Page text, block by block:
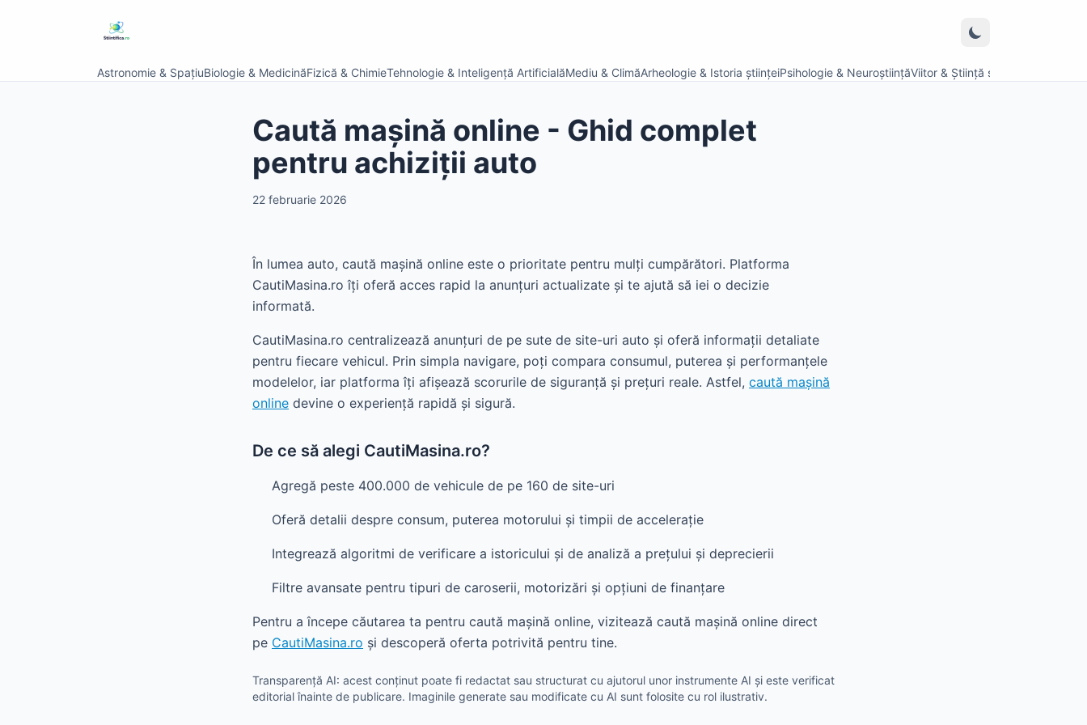
Astronomie & SpațiuBiologie & MedicinăFizică & ChimieTehnologie & Inteligență ArtificialăMediu & ClimăArheologie & Istoria științeiPsihologie & NeuroștiințăViitor & Știință speculativă
Caută mașină online - Ghid complet
pentru achiziții auto
22 februarie 2026
În lumea auto, caută mașină online este o prioritate pentru mulți cumpărători. Platforma
CautiMasina.ro îți oferă acces rapid la anunțuri actualizate și te ajută să iei o decizie
informată.
CautiMasina.ro centralizează anunțuri de pe sute de site-uri auto și oferă informații detaliate
pentru fiecare vehicul. Prin simpla navigare, poți compara consumul, puterea și performanțele
modelelor, iar platforma îți afișează scorurile de siguranță și prețuri reale. Astfel, caută mașină
online devine o experiență rapidă și sigură.
De ce să alegi CautiMasina.ro?
Agregă peste 400.000 de vehicule de pe 160 de site-uri
Oferă detalii despre consum, puterea motorului și timpii de accelerație
Integrează algoritmi de verificare a istoricului și de analiză a prețului și deprecierii
Filtre avansate pentru tipuri de caroserii, motorizări și opțiuni de finanțare
Pentru a începe căutarea ta pentru caută mașină online, vizitează caută mașină online direct
pe CautiMasina.ro și descoperă oferta potrivită pentru tine.
Transparență AI: acest conținut poate fi redactat sau structurat cu ajutorul unor instrumente AI și este verificat
editorial înainte de publicare. Imaginile generate sau modificate cu AI sunt folosite cu rol ilustrativ.